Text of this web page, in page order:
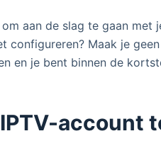
aan de slag te gaan met
configureren? Maak je
en je bent binnen de
account